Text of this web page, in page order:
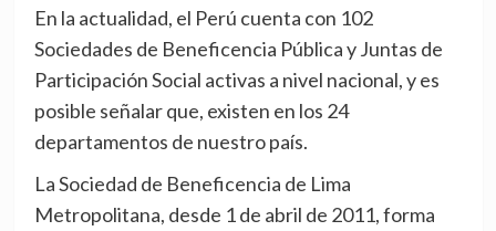
En la actualidad, el Perú cuenta con 102
Sociedades de Beneficencia Pública y Juntas de
Participación Social activas a nivel nacional, y es
posible señalar que, existen en los 24
departamentos de nuestro país.
La Sociedad de Beneficencia de Lima
Metropolitana, desde 1 de abril de 2011, forma